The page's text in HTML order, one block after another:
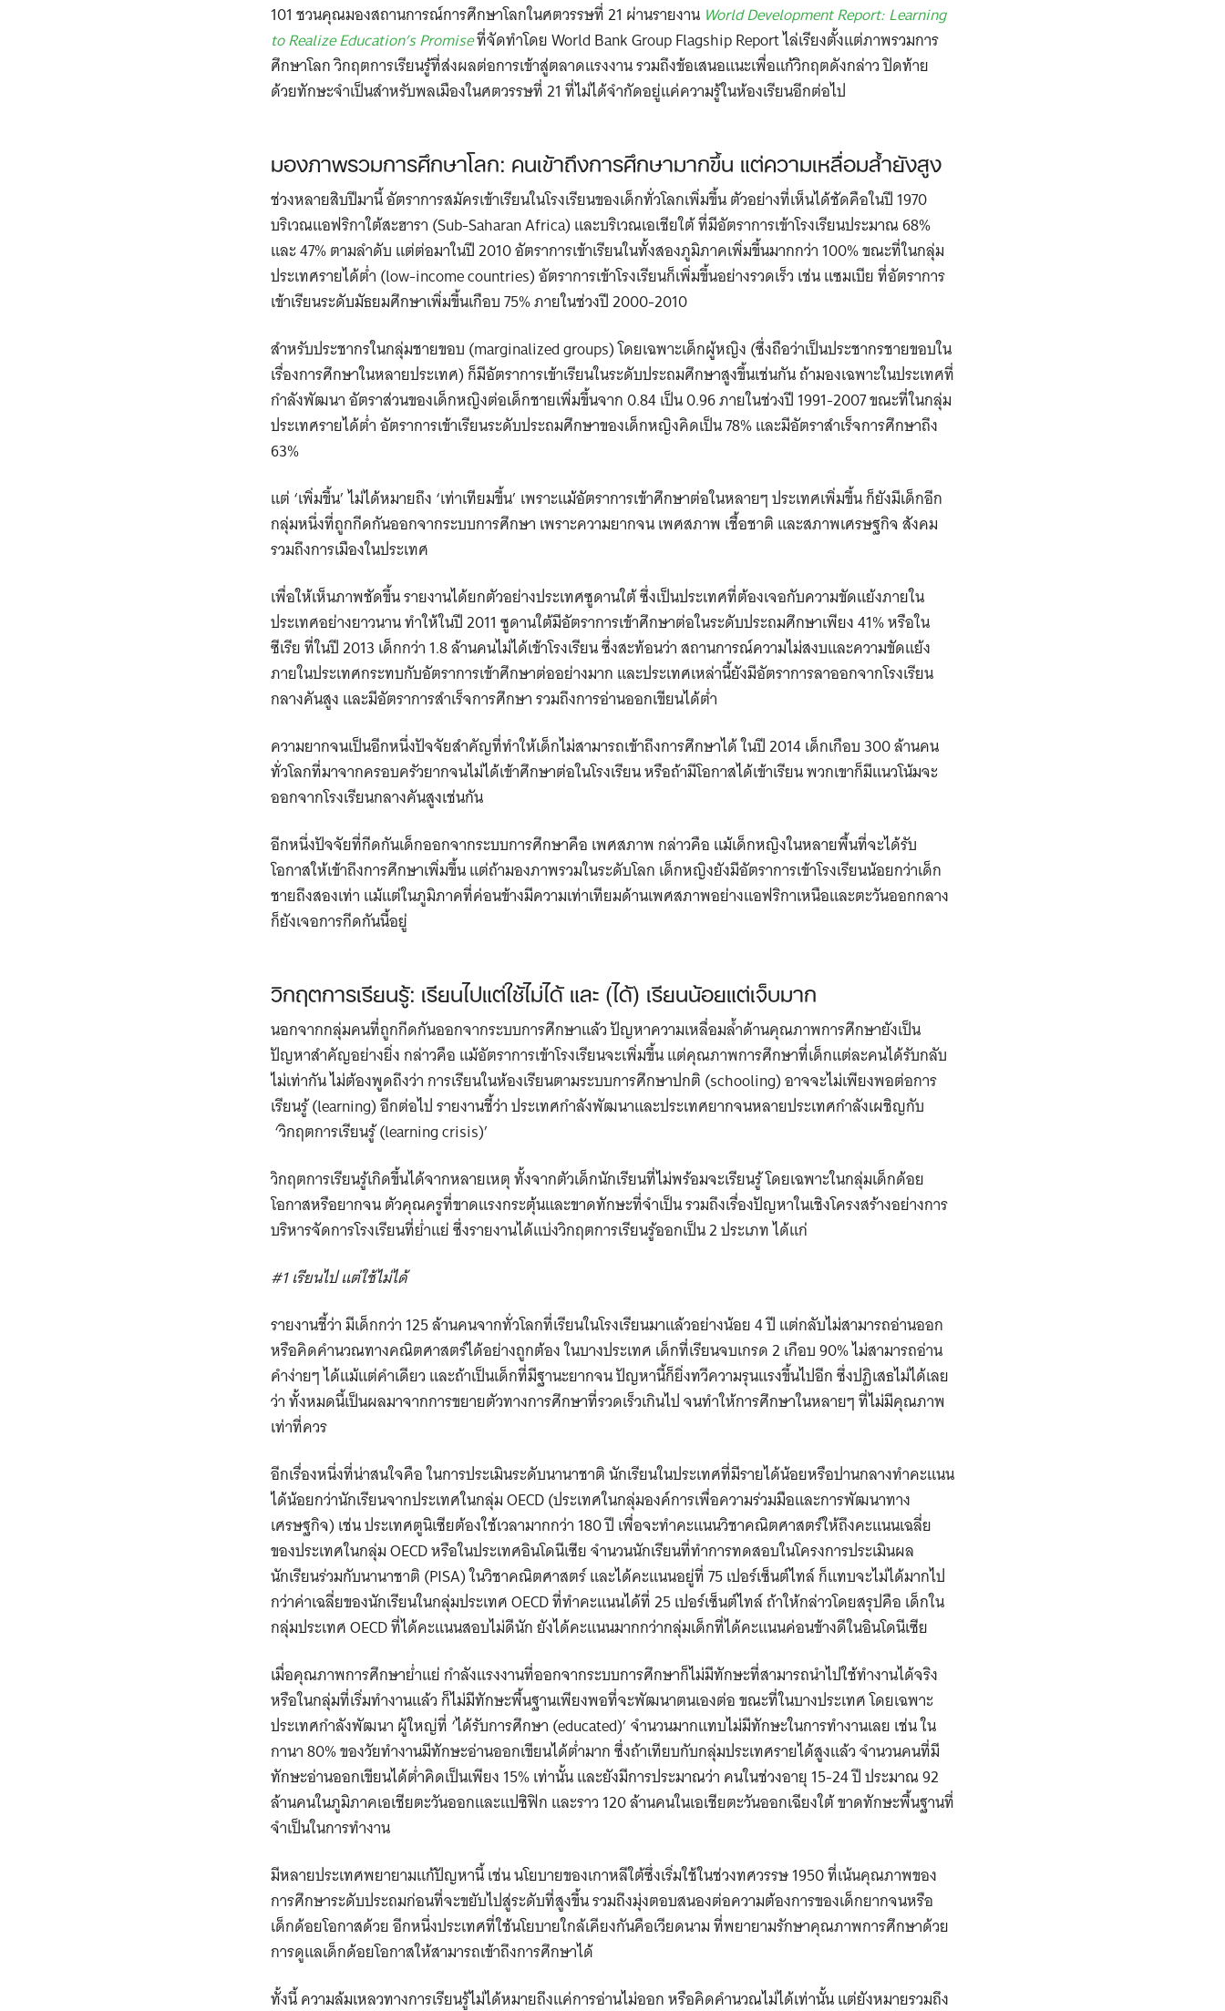
Search
101 ชวนคุณมองสถานการณ์การศึกษาโลกในศตวรรษที่ 21 ผ่านรายงาน World Development Report: Learning
to Realize Education’s Promiseที่จัดทำโดย World Bank Group Flagship Report ไล่เรียงตั้งแต่ภาพรวมการ
ศึกษาโลก วิกฤตการเรียนรู้ที่ส่งผลต่อการเข้าสู่ตลาดแรงงาน รวมถึงข้อเสนอแนะเพื่อแก้วิกฤตดังกล่าว ปิดท้าย
ด้วยทักษะจำเป็นสำหรับพลเมืองในศตวรรษที่ 21 ที่ไม่ได้จำกัดอยู่แค่ความรู้ในห้องเรียนอีกต่อไป
มองภาพรวมการศึกษาโลก: คนเข้าถึงการศึกษามากขึ้น แต่ความเหลื่อมล้ำยังสูง
ช่วงหลายสิบปีมานี้ อัตราการสมัครเข้าเรียนในโรงเรียนของเด็กทั่วโลกเพิ่มขึ้น ตัวอย่างที่เห็นได้ชัดคือในปี 1970
บริเวณแอฟริกาใต้สะฮารา (Sub-Saharan Africa) และบริเวณเอเชียใต้ ที่มีอัตราการเข้าโรงเรียนประมาณ 68%
และ 47% ตามลำดับ แต่ต่อมาในปี 2010 อัตราการเข้าเรียนในทั้งสองภูมิภาคเพิ่มขึ้นมากกว่า 100% ขณะที่ในกลุ่ม
ประเทศรายได้ต่ำ (low-income countries) อัตราการเข้าโรงเรียนก็เพิ่มขึ้นอย่างรวดเร็ว เช่น แซมเบีย ที่อัตราการ
เข้าเรียนระดับมัธยมศึกษาเพิ่มขึ้นเกือบ 75% ภายในช่วงปี 2000-2010
สำหรับประชากรในกลุ่มชายขอบ (marginalized groups) โดยเฉพาะเด็กผู้หญิง (ซึ่งถือว่าเป็นประชากรชายขอบใน
เรื่องการศึกษาในหลายประเทศ) ก็มีอัตราการเข้าเรียนในระดับประถมศึกษาสูงขึ้นเช่นกัน ถ้ามองเฉพาะในประเทศที่
กำลังพัฒนา อัตราส่วนของเด็กหญิงต่อเด็กชายเพิ่มขึ้นจาก 0.84 เป็น 0.96 ภายในช่วงปี 1991-2007 ขณะที่ในกลุ่ม
ประเทศรายได้ต่ำ อัตราการเข้าเรียนระดับประถมศึกษาของเด็กหญิงคิดเป็น 78% และมีอัตราสำเร็จการศึกษาถึง
63%
แต่ ‘เพิ่มขึ้น’ ไม่ได้หมายถึง ‘เท่าเทียมขึ้น’ เพราะแม้อัตราการเข้าศึกษาต่อในหลายๆ ประเทศเพิ่มขึ้น ก็ยังมีเด็กอีก
กลุ่มหนึ่งที่ถูกกีดกันออกจากระบบการศึกษา เพราะความยากจน เพศสภาพ เชื้อชาติ และสภาพเศรษฐกิจ สังคม
รวมถึงการเมืองในประเทศ
เพื่อให้เห็นภาพชัดขึ้น รายงานได้ยกตัวอย่างประเทศซูดานใต้ ซึ่งเป็นประเทศที่ต้องเจอกับความขัดแย้งภายใน
ประเทศอย่างยาวนาน ทำให้ในปี 2011 ซูดานใต้มีอัตราการเข้าศึกษาต่อในระดับประถมศึกษาเพียง 41% หรือใน
ซีเรีย ที่ในปี 2013 เด็กกว่า 1.8 ล้านคนไม่ได้เข้าโรงเรียน ซึ่งสะท้อนว่า สถานการณ์ความไม่สงบและความขัดแย้ง
ภายในประเทศกระทบกับอัตราการเข้าศึกษาต่ออย่างมาก และประเทศเหล่านี้ยังมีอัตราการลาออกจากโรงเรียน
กลางคันสูง และมีอัตราการสำเร็จการศึกษา รวมถึงการอ่านออกเขียนได้ต่ำ
ความยากจนเป็นอีกหนึ่งปัจจัยสำคัญที่ทำให้เด็กไม่สามารถเข้าถึงการศึกษาได้ ในปี 2014 เด็กเกือบ 300 ล้านคน
ทั่วโลกที่มาจากครอบครัวยากจนไม่ได้เข้าศึกษาต่อในโรงเรียน หรือถ้ามีโอกาสได้เข้าเรียน พวกเขาก็มีแนวโน้มจะ
ออกจากโรงเรียนกลางคันสูงเช่นกัน
อีกหนึ่งปัจจัยที่กีดกันเด็กออกจากระบบการศึกษาคือ เพศสภาพ กล่าวคือ แม้เด็กหญิงในหลายพื้นที่จะได้รับ
โอกาสให้เข้าถึงการศึกษาเพิ่มขึ้น แต่ถ้ามองภาพรวมในระดับโลก เด็กหญิงยังมีอัตราการเข้าโรงเรียนน้อยกว่าเด็ก
ชายถึงสองเท่า แม้แต่ในภูมิภาคที่ค่อนข้างมีความเท่าเทียมด้านเพศสภาพอย่างแอฟริกาเหนือและตะวันออกกลาง
ก็ยังเจอการกีดกันนี้อยู่
วิกฤตการเรียนรู้: เรียนไปแต่ใช้ไม่ได้ และ (ได้) เรียนน้อยแต่เจ็บมาก
นอกจากกลุ่มคนที่ถูกกีดกันออกจากระบบการศึกษาแล้ว ปัญหาความเหลื่อมล้ำด้านคุณภาพการศึกษายังเป็น
ปัญหาสำคัญอย่างยิ่ง กล่าวคือ แม้อัตราการเข้าโรงเรียนจะเพิ่มขึ้น แต่คุณภาพการศึกษาที่เด็กแต่ละคนได้รับกลับ
ไม่เท่ากัน ไม่ต้องพูดถึงว่า การเรียนในห้องเรียนตามระบบการศึกษาปกติ (schooling) อาจจะไม่เพียงพอต่อการ
เรียนรู้ (learning) อีกต่อไป รายงานชี้ว่า ประเทศกำลังพัฒนาและประเทศยากจนหลายประเทศกำลังเผชิญกับ
‘วิกฤตการเรียนรู้ (learning crisis)’
วิกฤตการเรียนรู้เกิดขึ้นได้จากหลายเหตุ ทั้งจากตัวเด็กนักเรียนที่ไม่พร้อมจะเรียนรู้ โดยเฉพาะในกลุ่มเด็กด้อย
โอกาสหรือยากจน ตัวคุณครูที่ขาดแรงกระตุ้นและขาดทักษะที่จำเป็น รวมถึงเรื่องปัญหาในเชิงโครงสร้างอย่างการ
บริหารจัดการโรงเรียนที่ย่ำแย่ ซึ่งรายงานได้แบ่งวิกฤตการเรียนรู้ออกเป็น 2 ประเภท ได้แก่
#1 เรียนไป แต่ใช้ไม่ได้
รายงานชี้ว่า มีเด็กกว่า 125 ล้านคนจากทั่วโลกที่เรียนในโรงเรียนมาแล้วอย่างน้อย 4 ปี แต่กลับไม่สามารถอ่านออก
หรือคิดคำนวณทางคณิตศาสตร์ได้อย่างถูกต้อง ในบางประเทศ เด็กที่เรียนจบเกรด 2 เกือบ 90% ไม่สามารถอ่าน
คำง่ายๆ ได้แม้แต่คำเดียว และถ้าเป็นเด็กที่มีฐานะยากจน ปัญหานี้ก็ยิ่งทวีความรุนแรงขึ้นไปอีก ซึ่งปฏิเสธไม่ได้เลย
ว่า ทั้งหมดนี้เป็นผลมาจากการขยายตัวทางการศึกษาที่รวดเร็วเกินไป จนทำให้การศึกษาในหลายๆ ที่ไม่มีคุณภาพ
เท่าที่ควร
อีกเรื่องหนึ่งที่น่าสนใจคือ ในการประเมินระดับนานาชาติ นักเรียนในประเทศที่มีรายได้น้อยหรือปานกลางทำคะแนน
ได้น้อยกว่านักเรียนจากประเทศในกลุ่ม OECD (ประเทศในกลุ่มองค์การเพื่อความร่วมมือและการพัฒนาทาง
เศรษฐกิจ) เช่น ประเทศตูนิเซียต้องใช้เวลามากกว่า 180 ปี เพื่อจะทำคะแนนวิชาคณิตศาสตร์ให้ถึงคะแนนเฉลี่ย
ของประเทศในกลุ่ม OECD หรือในประเทศอินโดนีเซีย จำนวนนักเรียนที่ทำการทดสอบในโครงการประเมินผล
นักเรียนร่วมกับนานาชาติ (PISA) ในวิชาคณิตศาสตร์ และได้คะแนนอยู่ที่ 75 เปอร์เซ็นต์ไทล์ ก็แทบจะไม่ได้มากไป
กว่าค่าเฉลี่ยของนักเรียนในกลุ่มประเทศ OECD ที่ทำคะแนนได้ที่ 25 เปอร์เซ็นต์ไทล์ ถ้าให้กล่าวโดยสรุปคือ เด็กใน
กลุ่มประเทศ OECD ที่ได้คะแนนสอบไม่ดีนัก ยังได้คะแนนมากกว่ากลุ่มเด็กที่ได้คะแนนค่อนข้างดีในอินโดนีเซีย
เมื่อคุณภาพการศึกษาย่ำแย่ กำลังแรงงานที่ออกจากระบบการศึกษาก็ไม่มีทักษะที่สามารถนำไปใช้ทำงานได้จริง
หรือในกลุ่มที่เริ่มทำงานแล้ว ก็ไม่มีทักษะพื้นฐานเพียงพอที่จะพัฒนาตนเองต่อ ขณะที่ในบางประเทศ โดยเฉพาะ
ประเทศกำลังพัฒนา ผู้ใหญ่ที่ ‘ได้รับการศึกษา (educated)’ จำนวนมากแทบไม่มีทักษะในการทำงานเลย เช่น ใน
กานา 80% ของวัยทำงานมีทักษะอ่านออกเขียนได้ต่ำมาก ซึ่งถ้าเทียบกับกลุ่มประเทศรายได้สูงแล้ว จำนวนคนที่มี
ทักษะอ่านออกเขียนได้ต่ำคิดเป็นเพียง 15% เท่านั้น และยังมีการประมาณว่า คนในช่วงอายุ 15-24 ปี ประมาณ 92
ล้านคนในภูมิภาคเอเชียตะวันออกและแปซิฟิก และราว 120 ล้านคนในเอเชียตะวันออกเฉียงใต้ ขาดทักษะพื้นฐานที่
จำเป็นในการทำงาน
มีหลายประเทศพยายามแก้ปัญหานี้ เช่น นโยบายของเกาหลีใต้ซึ่งเริ่มใช้ในช่วงทศวรรษ 1950 ที่เน้นคุณภาพของ
การศึกษาระดับประถมก่อนที่จะขยับไปสู่ระดับที่สูงขึ้น รวมถึงมุ่งตอบสนองต่อความต้องการของเด็กยากจนหรือ
เด็กด้อยโอกาสด้วย อีกหนึ่งประเทศที่ใช้นโยบายใกล้เคียงกันคือเวียดนาม ที่พยายามรักษาคุณภาพการศึกษาด้วย
การดูแลเด็กด้อยโอกาสให้สามารถเข้าถึงการศึกษาได้
ทั้งนี้ ความล้มเหลวทางการเรียนรู้ไม่ได้หมายถึงแค่การอ่านไม่ออก หรือคิดคำนวณไม่ได้เท่านั้น แต่ยังหมายรวมถึง